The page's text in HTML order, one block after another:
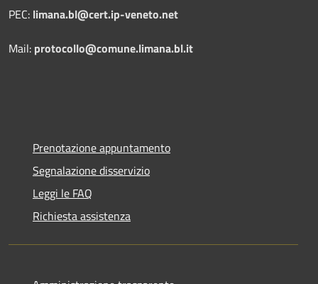
PEC: limana.bl@cert.ip-veneto.net
Mail: protocollo@comune.limana.bl.it
Prenotazione appuntamento
Segnalazione disservizio
Leggi le FAQ
Richiesta assistenza